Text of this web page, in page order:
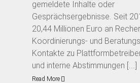
gemeldete Inhalte oder
Gesprächsergebnisse. Seit
20,44 Millionen Euro an
Koordinierungs- und
Kontakte zu
und interne Abstimmungen [...]
Read More